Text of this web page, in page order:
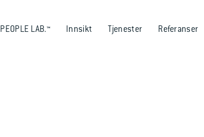
PEOPLE LAB.™ Innsikt Tjenester Referanser